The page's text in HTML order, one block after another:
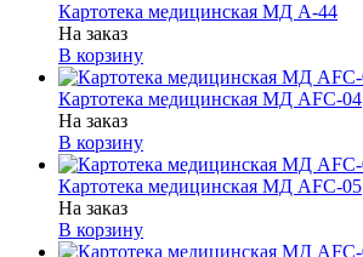
Картотека медицинская МД А-44
На заказ
В корзину
Картотека медицинская МД AFC-04
На заказ
В корзину
Картотека медицинская МД AFC-05
На заказ
В корзину